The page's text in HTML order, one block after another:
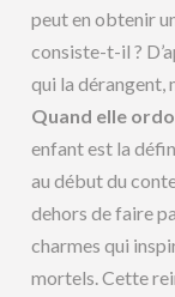
peut en obtenir
consiste-t-il ?
qui la dérangent,
Quand elle
enfant est la
au début du
dehors de faire
charmes qui
mortels. Cette